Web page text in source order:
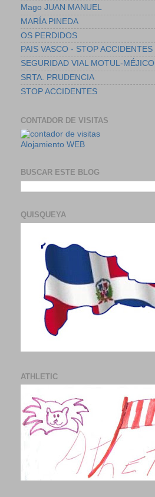
Mago JUAN MANUEL
MARÍA PINEDA
OS PERDIDOS
PAIS VASCO - STOP ACCIDENTES
SEGURIDAD VIAL MOTUL-MÉJICO
SRTA. PRUDENCIA
STOP ACCIDENTES
CONTADOR DE VISITAS
Alojamiento WEB
BUSCAR ESTE BLOG
QUISQUEYA
ATHLETIC